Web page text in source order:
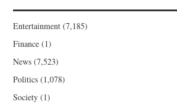
Entertainment (7,185)
Finance (1)
News (7,523)
Politics (1,078)
Society (1)